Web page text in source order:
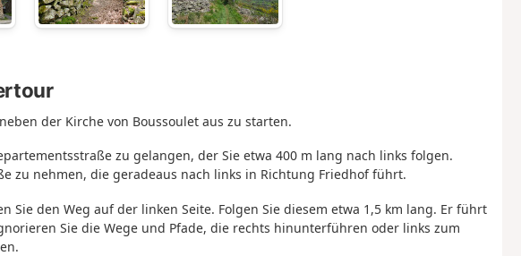
der Kirche von Boussoulet aus zu starten.
zu gelangen, der Sie etwa 400 m lang nach links folgen.
zu nehmen, die geradeaus nach links in Richtung Friedhof führt.
Sie den Weg auf der linken Seite. Folgen Sie diesem etwa 1,5 km lang. Er führt
Sie die Wege und Pfade, die rechts hinunterführen oder links zum